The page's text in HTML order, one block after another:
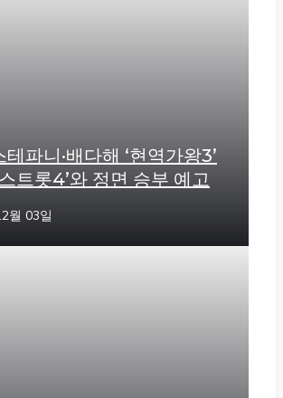
테파니·배다해 ‘현역가왕3’
트롯4’와 정면 승부 예고
월 03일